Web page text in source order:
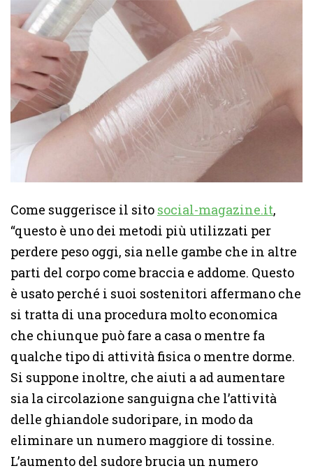
Come suggerisce il sito social-magazine.it,
“questo è uno dei metodi più utilizzati per
perdere peso oggi, sia nelle gambe che in altre
parti del corpo come braccia e addome. Questo
è usato perché i suoi sostenitori affermano che
si tratta di una procedura molto economica
che chiunque può fare a casa o mentre fa
qualche tipo di attività fisica o mentre dorme.
Si suppone inoltre, che aiuti a ad aumentare
sia la circolazione sanguigna che l’attività
delle ghiandole sudoripare, in modo da
eliminare un numero maggiore di tossine.
L’aumento del sudore brucia un numero